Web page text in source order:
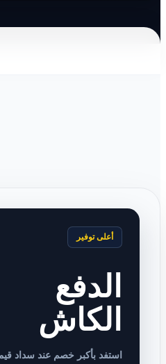
أعلى توفير
الدفع
الكاش
استفد بأكبر خصم عند سداد